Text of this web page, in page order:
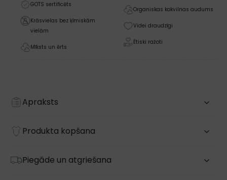
GOTS sertificēts
Krāsvielas bez ķīmiskām
vielām
Mīksts un ērts
Organiskas kokvilnas audums
Videi draudzīgi
Ētiski ražoti
Apraksts
Produkta kopšana
Piegāde un atgriešana